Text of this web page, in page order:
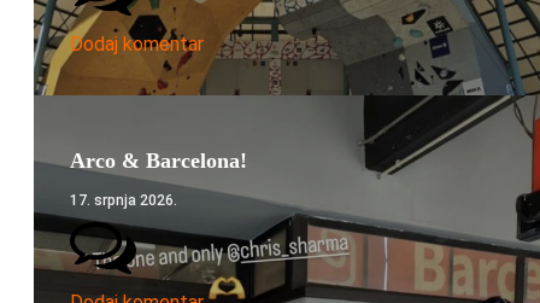
Dodaj komentar
Arco & Barcelona!
17. srpnja 2026.